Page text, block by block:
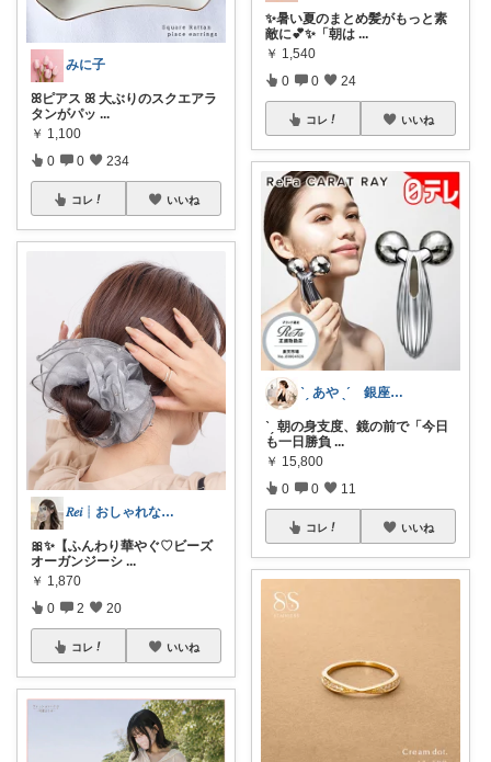
みに子
ꕤピアス ꕤ 大ぶりのスクエアラ
タンがパッ ...
￥ 1,100
0 0 234
コレ いいね
𝑅𝑒𝑖┊おしゃれな暮らし🤍
🎀✨【ふんわり華やぐ♡ビーズ
オーガンジーシ ...
￥ 1,870
0 2 20
コレ いいね
✨暑い夏のまとめ髪がもっと素
敵に💕✨「朝は ...
￥ 1,540
0 0 24
コレ いいね
ˋˏ あや ˎˊ 銀座ｘ経営者の品格選び
ˋˏ 朝の身支度、鏡の前で「今日
も一日勝負 ...
￥ 15,800
0 0 11
コレ いいね